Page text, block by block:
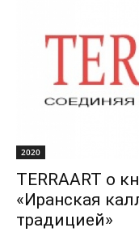
2020
TERRAART о
«Иранская
традицией»